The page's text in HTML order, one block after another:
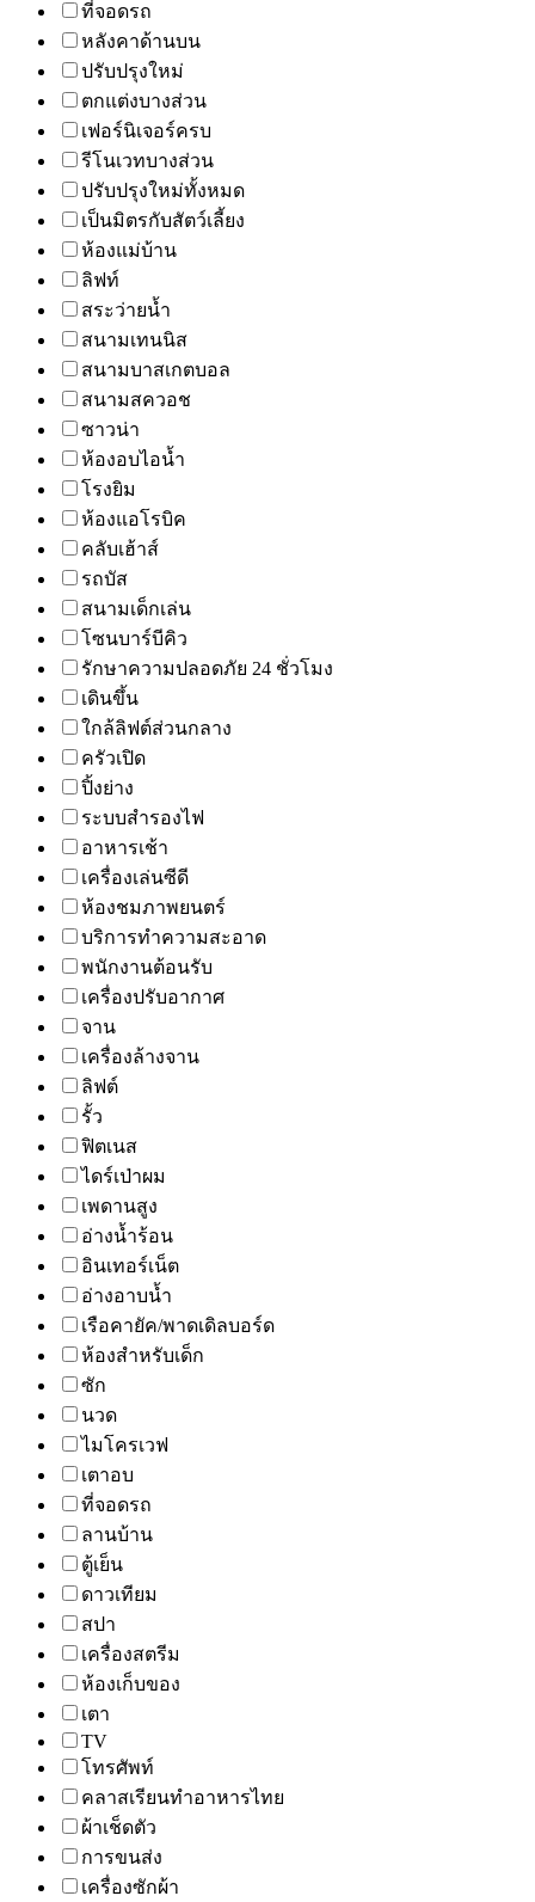
ที่จอดรถ
หลังคาด้านบน
ปรับปรุงใหม่
ตกแต่งบางส่วน
เฟอร์นิเจอร์ครบ
รีโนเวทบางส่วน
ปรับปรุงใหม่ทั้งหมด
เป็นมิตรกับสัตว์เลี้ยง
ห้องแม่บ้าน
ลิฟท์
สระว่ายน้ำ
สนามเทนนิส
สนามบาสเกตบอล
สนามสควอช
ซาวน่า
ห้องอบไอน้ำ
โรงยิม
ห้องแอโรบิค
คลับเฮ้าส์
รถบัส
สนามเด็กเล่น
โซนบาร์บีคิว
รักษาความปลอดภัย 24 ชั่วโมง
เดินขึ้น
ใกล้ลิฟต์ส่วนกลาง
ครัวเปิด
ปิ้งย่าง
ระบบสำรองไฟ
อาหารเช้า
เครื่องเล่นซีดี
ห้องชมภาพยนตร์
บริการทำความสะอาด
พนักงานต้อนรับ
เครื่องปรับอากาศ
จาน
เครื่องล้างจาน
ลิฟต์
รั้ว
ฟิตเนส
ไดร์เป่าผม
เพดานสูง
อ่างน้ำร้อน
อินเทอร์เน็ต
อ่างอาบน้ำ
เรือคายัค/พาดเดิลบอร์ด
ห้องสำหรับเด็ก
ซัก
นวด
ไมโครเวฟ
เตาอบ
ที่จอดรถ
ลานบ้าน
ตู้เย็น
ดาวเทียม
สปา
เครื่องสตรีม
ห้องเก็บของ
เตา
TV
โทรศัพท์
คลาสเรียนทำอาหารไทย
ผ้าเช็ดตัว
การขนส่ง
เครื่องซักผ้า